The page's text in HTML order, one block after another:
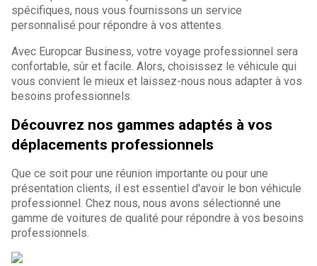
spécifiques, nous vous fournissons un service
personnalisé pour répondre à vos attentes.
Avec Europcar Business, votre voyage professionnel sera
confortable, sûr et facile. Alors, choisissez le véhicule qui
vous convient le mieux et laissez-nous nous adapter à vos
besoins professionnels.
Découvrez nos gammes adaptés à vos
déplacements professionnels
Que ce soit pour une réunion importante ou pour une
présentation clients, il est essentiel d'avoir le bon véhicule
professionnel. Chez nous, nous avons sélectionné une
gamme de voitures de qualité pour répondre à vos besoins
professionnels.